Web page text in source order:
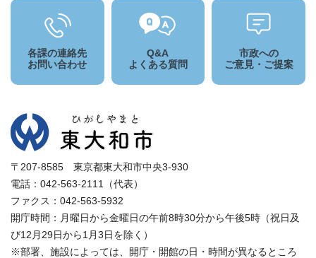
各課の連絡先
お問い合わせ
Q&A
よくある質問
市政への
ご意見・ご提案
〒207-8585 東京都東大和市中央3-930
電話：042-563-2111（代表）
ファクス：042-563-5932
開庁時間：月曜日から金曜日の午前8時30分から午後5時（祝日及
び12月29日から1月3日を除く）
※部署、施設によっては、開庁・開館の日・時間が異なるところ